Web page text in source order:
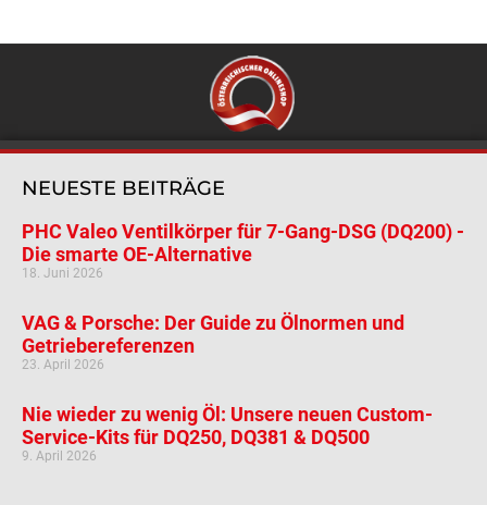
NEUESTE BEITRÄGE
PHC Valeo Ventilkörper für 7-Gang-DSG (DQ200) -
Die smarte OE-Alternative
18. Juni 2026
VAG & Porsche: Der Guide zu Ölnormen und
Getriebereferenzen
23. April 2026
Nie wieder zu wenig Öl: Unsere neuen Custom-
Service-Kits für DQ250, DQ381 & DQ500
9. April 2026